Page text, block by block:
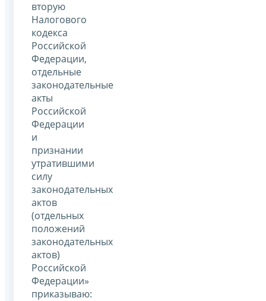
вторую
Налогового
кодекса
Российской
Федерации,
отдельные
законодательные
акты
Российской
Федерации
и
признании
утратившими
силу
законодательных
актов
(отдельных
положений
законодательных
актов)
Российской
Федерации»
приказываю: